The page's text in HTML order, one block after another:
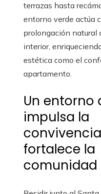
terrazas hasta
entorno verde actúa
prolongación natural
interior,
estética como el
apartamento.
Un entorno
impulsa la
fortalece la
comunidad